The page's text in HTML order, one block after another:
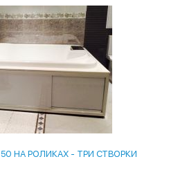
НА РОЛИКАХ - ТРИ СТВОРКИ